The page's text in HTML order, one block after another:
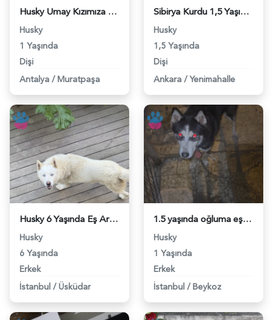
Husky Umay Kızımıza eş aranıyor - 118984219
Husky
1 Yaşında
Dişi
Antalya / Muratpaşa
Sibirya Kurdu 1,5 Yaşında Dİşi Kızgınlıkta - 118983613
Husky
1,5 Yaşında
Dişi
Ankara / Yenimahalle
Husky 6 Yaşında Eş Arıyorum - 118983426
Husky
6 Yaşında
Erkek
İstanbul / Üsküdar
1.5 yaşında oğluma eş arıyorum - 118983018
Husky
1 Yaşında
Erkek
İstanbul / Beykoz